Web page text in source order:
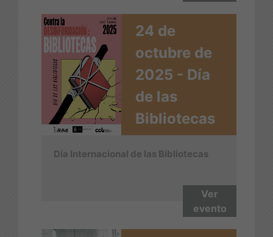
24 de
octubre de
2025 - Día
de las
Bibliotecas
Día Internacional de las Bibliotecas
Ver
evento